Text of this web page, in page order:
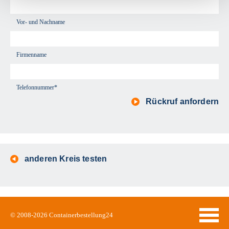
Vor- und Nachname
Firmenname
Telefonnummer*
Rückruf anfordern
anderen Kreis testen
© 2008-2026 Containerbestellung24